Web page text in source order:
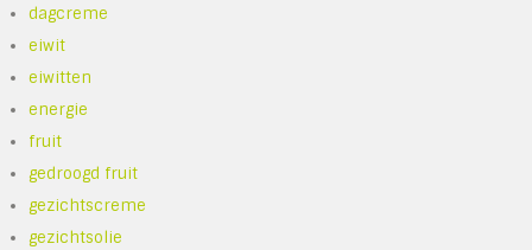
dagcreme
eiwit
eiwitten
energie
fruit
gedroogd fruit
gezichtscreme
gezichtsolie